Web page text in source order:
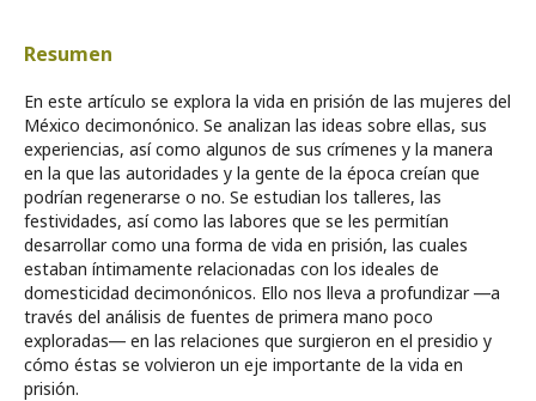
Resumen
En este artículo se explora la vida en prisión de las mujeres del
México decimonónico. Se analizan las ideas sobre ellas, sus
experiencias, así como algunos de sus crímenes y la manera
en la que las autoridades y la gente de la época creían que
podrían regenerarse o no. Se estudian los talleres, las
festividades, así como las labores que se les permitían
desarrollar como una forma de vida en prisión, las cuales
estaban íntimamente relacionadas con los ideales de
domesticidad decimonónicos. Ello nos lleva a profundizar ―a
través del análisis de fuentes de primera mano poco
exploradas― en las relaciones que surgieron en el presidio y
cómo éstas se volvieron un eje importante de la vida en
prisión.